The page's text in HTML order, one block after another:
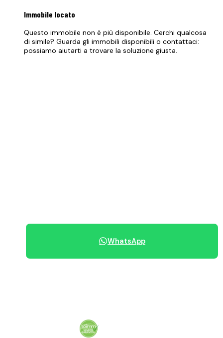
Immobile locato
Questo immobile non è più disponibile. Cerchi qualcosa
di simile? Guarda gli immobili disponibili o contattaci:
possiamo aiutarti a trovare la soluzione giusta.
WhatsApp